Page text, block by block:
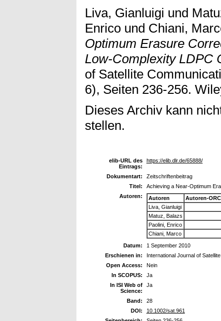
Liva, Gianluigi und
Enrico und Chiani,
Optimum Erasure
Low-Complexity LDPC
of Satellite
6), Seiten 236-256.
Dieses Archiv kann
stellen.
elib-URL des
Eintrags:
https://elib.dlr.de/65888/
Dokumentart:
Zeitschriftenbeitrag
Titel:
Achieving a Near-Optimum
Autoren:
Autoren
Autoren-
Liva, Gianluigi
Matuz, Balazs
Paolini, Enrico
Chiani, Marco
Datum:
1 September 2010
Erschienen in:
International Journal of
Open Access:
Nein
In SCOPUS:
Ja
In ISI Web of
Science:
Ja
Band:
28
DOI:
10.1002/sat.961